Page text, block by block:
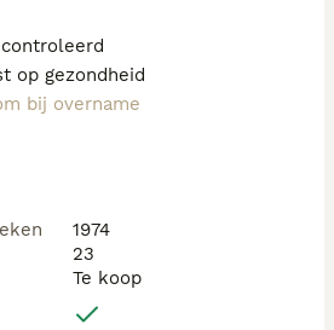
op gezondheid
bij overname
1974
23
Te koop